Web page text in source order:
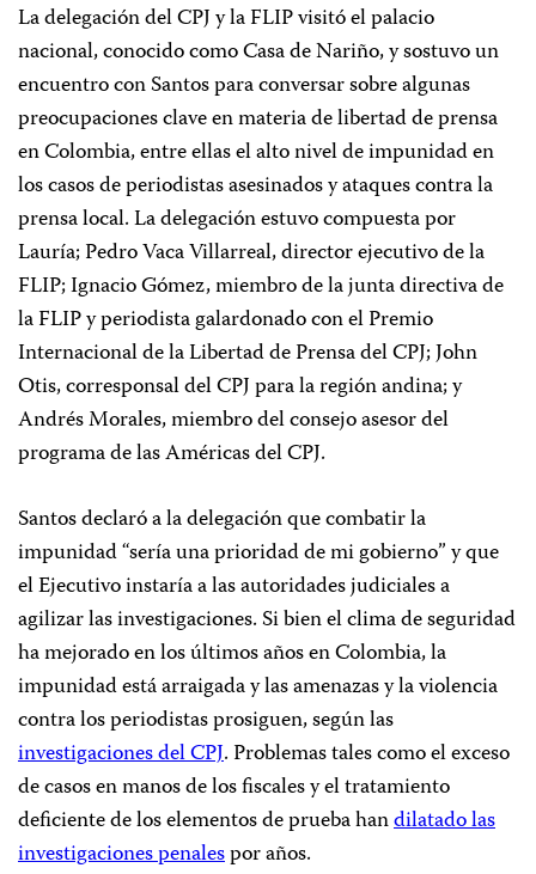
La delegación del CPJ y la FLIP visitó el palacio
nacional, conocido como Casa de Nariño, y sostuvo un
encuentro con Santos para conversar sobre algunas
preocupaciones clave en materia de libertad de prensa
en Colombia, entre ellas el alto nivel de impunidad en
los casos de periodistas asesinados y ataques contra la
prensa local. La delegación estuvo compuesta por
Lauría; Pedro Vaca Villarreal, director ejecutivo de la
FLIP; Ignacio Gómez, miembro de la junta directiva de
la FLIP y periodista galardonado con el Premio
Internacional de la Libertad de Prensa del CPJ; John
Otis, corresponsal del CPJ para la región andina; y
Andrés Morales, miembro del consejo asesor del
programa de las Américas del CPJ.
Santos declaró a la delegación que combatir la
impunidad “sería una prioridad de mi gobierno” y que
el Ejecutivo instaría a las autoridades judiciales a
agilizar las investigaciones. Si bien el clima de seguridad
ha mejorado en los últimos años en Colombia, la
impunidad está arraigada y las amenazas y la violencia
contra los periodistas prosiguen, según las
investigaciones del CPJ. Problemas tales como el exceso
de casos en manos de los fiscales y el tratamiento
deficiente de los elementos de prueba handilatado las
investigaciones penalespor años.